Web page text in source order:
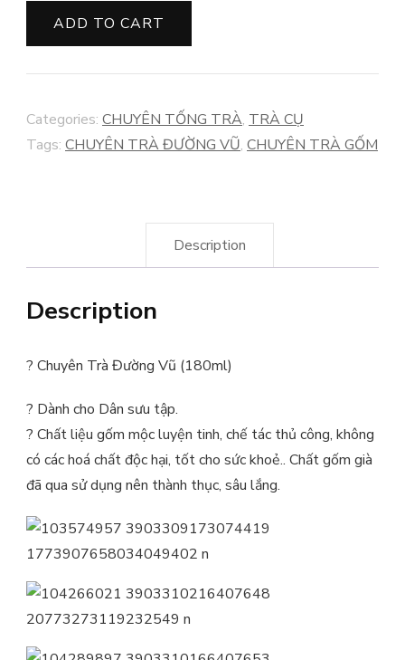
ĐƯỜNG
VŨ
quantity
ADD TO CART
Categories: CHUYÊN TỐNG TRÀ, TRÀ CỤ
Tags: CHUYÊN TRÀ ĐƯỜNG VŨ, CHUYÊN TRÀ GỐM
Description
Description
? Chuyên Trà Đường Vũ (180ml)
? Dành cho Dân sưu tập.
? Chất liệu gốm mộc luyện tinh, chế tác thủ công, không
có các hoá chất độc hại, tốt cho sức khoẻ.. Chất gốm già
đã qua sử dụng nên thành thục, sâu lắng.